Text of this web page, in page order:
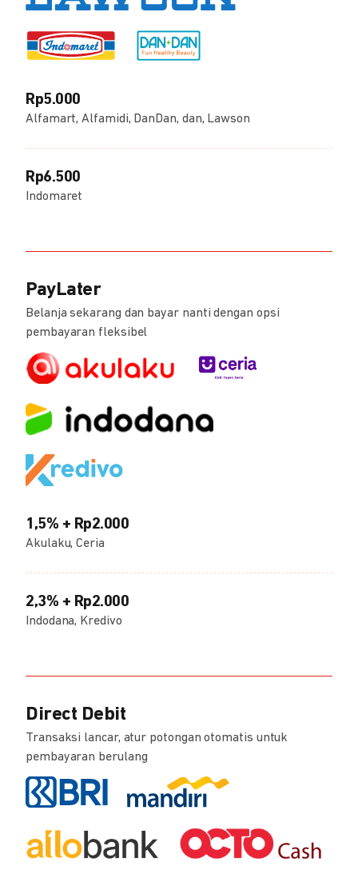
Rp5.000
Alfamart, Alfamidi, DanDan, dan, Lawson
Rp6.500
Indomaret
PayLater
Belanja sekarang dan bayar nanti dengan opsi
pembayaran fleksibel
1,5% + Rp2.000
Akulaku, Ceria
2,3% + Rp2.000
Indodana, Kredivo
Direct Debit
Transaksi lancar, atur potongan otomatis untuk
pembayaran berulang